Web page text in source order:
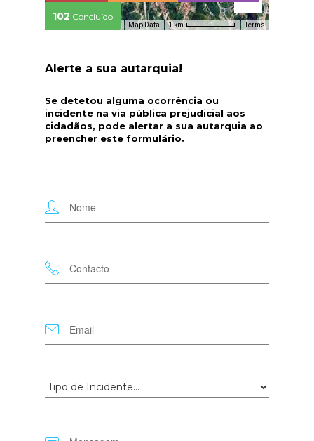
Map Data 1 km Terms
102 Concluído
Alerte a sua autarquia!
Se detetou alguma ocorrência ou
incidente na via pública prejudicial aos
cidadãos, pode alertar a sua autarquia ao
preencher este formulário.